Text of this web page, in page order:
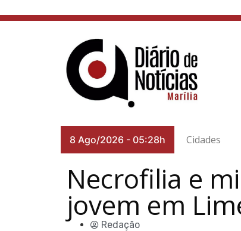
8 Ago/2026 - 05:28h Cidades
Necrofilia e
jovem em
Redação